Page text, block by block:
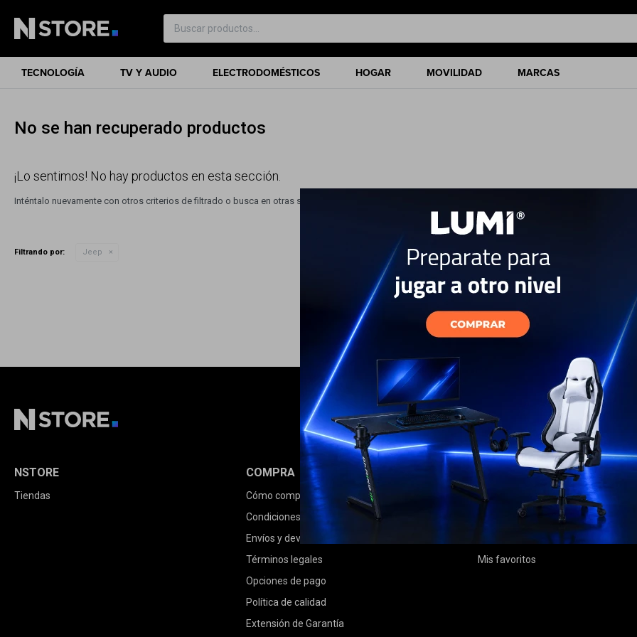
TECNOLOGÍA TV Y AUDIO ELECTRODOMÉSTICOS HOGAR MOVILIDAD MARCAS
No se han recuperado productos
¡Lo sentimos! No hay productos en esta sección.
Inténtalo nuevamente con otros criterios de filtrado o busca en otras secciones de nuestro catálogo.
Filtrando por: Jeep
NSTORE
Tiendas
COMPRA
Cómo comprar
Condiciones de compra
Envíos y devoluciones
Términos legales
Opciones de pago
Política de calidad
Extensión de Garantía
MI CUENTA
Mi cuenta
Mis compras
Mis favoritos